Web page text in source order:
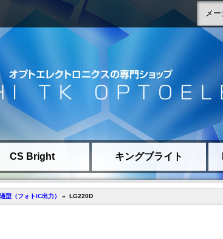
CS Bright キングブライト
型（フォトIC出力） » LG220D